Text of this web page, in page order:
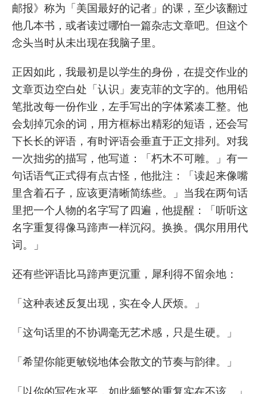
邮报》称为「美国最好的记者」的课，至少该翻过
他几本书，或者读过哪怕一篇杂志文章吧。但这个
念头当时从未出现在我脑子里。
正因如此，我最初是以学生的身份，在提交作业的
文章页边空白处「认识」麦克菲的文字的。他用铅
笔批改每一份作业，左手写出的字体紧凑工整。他
会划掉冗余的词，用方框标出精彩的短语，还会写
下长长的评语，有时评语会垂直于正文排列。对我
一次拙劣的描写，他写道：「朽木不可雕。」有一
句话语气正式得有点古怪，他批注：「读起来像嘴
里含着石子，应该更清晰简练些。」当我在两句话
里把一个人物的名字写了四遍，他提醒：「听听这
名字重复得像马蹄声一样沉闷。换换。偶尔用用代
词。」
还有些评语比马蹄声更沉重，犀利得不留余地：
「这种表述反复出现，实在令人厌烦。」
「这句话里的不协调毫无艺术感，只是生硬。」
「希望你能更敏锐地体会散文的节奏与韵律。」
「以你的写作水平，如此频繁的重复实在不该。」